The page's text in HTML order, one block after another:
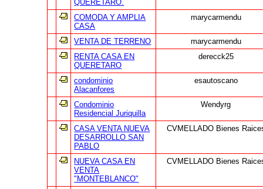
QUERETARO.
COMODA Y AMPLIA
CASA
marycarmendu
VENTA DE TERRENO
marycarmendu
RENTA CASA EN
QUERETARO
derecck25
condominio
Alacanfores
esautoscano
Condominio
Residencial Juriquilla
Wendyrg
CASA VENTA NUEVA
DESARROLLO SAN
PABLO
CVMELLADO Bienes
NUEVA CASA EN
VENTA
"MONTEBLANCO"
CVMELLADO Bienes